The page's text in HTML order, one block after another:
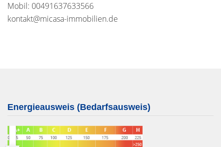
Mobil: 00491637633566
kontakt@micasa-immobilien.de
Energieausweis (Bedarfsausweis)